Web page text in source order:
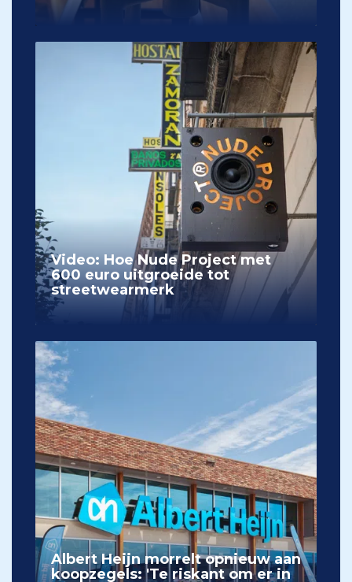
Video: Hoe Nude Project met
600 euro uitgroeide tot
streetwearmerk
Albert Heijn morrelt opnieuw aan
koopzegels: 'Te riskant om er in